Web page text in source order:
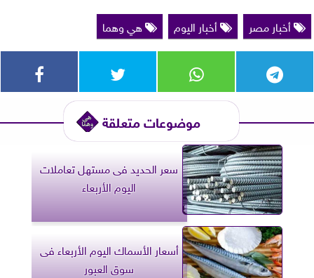
أخبار مصر
أخبار اليوم هي وهما
موضوعات متعلقة
سعر الحديد فى مستهل تعاملات
اليوم الأربعاء
أسعار الأسماك اليوم الأربعاء فى
سوق العبور